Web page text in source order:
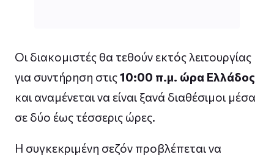
Οι διακομιστές θα τεθούν εκτός λειτουργίας
για συντήρηση στις10:00 π.μ. ώρα Ελλάδος
και αναμένεται να είναι ξανά διαθέσιμοι μέσα
σε δύο έως τέσσερις ώρες.
Η συγκεκριμένη σεζόν προβλέπεται να